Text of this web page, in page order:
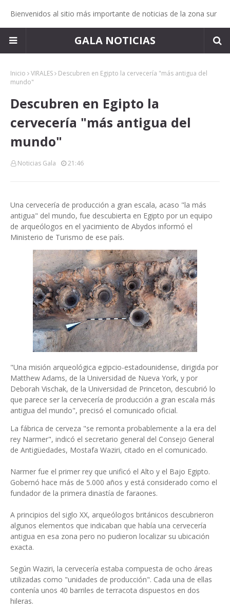
Bienvenidos al sitio más importante de noticias de la zona sur
GALA NOTICIAS
Inicio VIRALES
Descubren en Egipto la cervecería "más antigua del
mundo"
Descubren en Egipto la
cervecería "más antigua del
mundo"
Noticias Gala 21:46
Una cervecería de producción a gran escala, acaso "la más
antigua" del mundo, fue descubierta en Egipto por un equipo
de arqueólogos en el yacimiento de Abydos informó el
Ministerio de Turismo de ese país.
"Una misión arqueológica egipcio-estadounidense, dirigida por
Matthew Adams, de la Universidad de Nueva York, y por
Deborah Vischak, de la Universidad de Princeton, descubrió lo
que parece ser la cervecería de producción a gran escala más
antigua del mundo", precisó el comunicado oficial.
La fábrica de cerveza "se remonta probablemente a la era del
rey Narmer", indicó el secretario general del Consejo General
de Antigüedades, Mostafa Waziri, citado en el comunicado.
Narmer fue el primer rey que unificó el Alto y el Bajo Egipto.
Gobernó hace más de 5.000 años y está considerado como el
fundador de la primera dinastía de faraones.
A principios del siglo XX, arqueólogos británicos descubrieron
algunos elementos que indicaban que había una cervecería
antigua en esa zona pero no pudieron localizar su ubicación
exacta.
Según Waziri, la cervecería estaba compuesta de ocho áreas
utilizadas como "unidades de producción". Cada una de ellas
contenía unos 40 barriles de terracota dispuestos en dos
hileras.